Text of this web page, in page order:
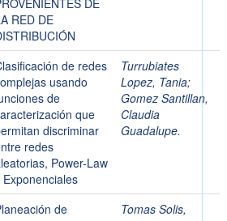
DE
RED DE
de redes
usando
de
que
discriminar
redes
Power-Law
Exponenciales
Turrubiates
Lopez, Tania;
Gomez Santillan,
Claudia
Guadalupe.
de
Tomas Solis,